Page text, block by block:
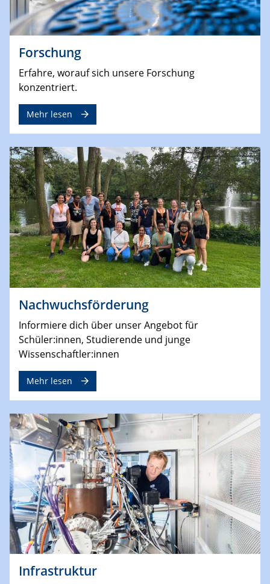
Forschung
Erfahre, worauf sich unsere Forschung
konzentriert.
Mehr lesen
Nachwuchsförderung
Informiere dich über unser Angebot für
Schüler:innen, Studierende und junge
Wissenschaftler:innen
Mehr lesen
Infrastruktur